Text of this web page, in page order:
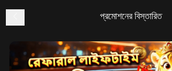
প্রোমোশন
সকল প্রমোশন স্লট গেম স্পোর্টসবুক
প্রমোশনের বিস্তারিত